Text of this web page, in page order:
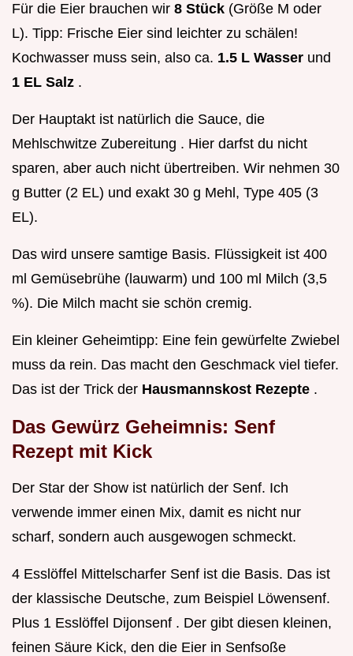
Für die Eier brauchen wir 8 Stück (Größe M oder
L). Tipp: Frische Eier sind leichter zu schälen!
Kochwasser muss sein, also ca. 1.5 L Wasser und
1 EL Salz .
Der Hauptakt ist natürlich die Sauce, die
Mehlschwitze Zubereitung . Hier darfst du nicht
sparen, aber auch nicht übertreiben. Wir nehmen 30
g Butter (2 EL) und exakt 30 g Mehl, Type 405 (3
EL).
Das wird unsere samtige Basis. Flüssigkeit ist 400
ml Gemüsebrühe (lauwarm) und 100 ml Milch (3,5
%). Die Milch macht sie schön cremig.
Ein kleiner Geheimtipp: Eine fein gewürfelte Zwiebel
muss da rein. Das macht den Geschmack viel tiefer.
Das ist der Trick der Hausmannskost Rezepte .
Das Gewürz Geheimnis: Senf
Rezept mit Kick
Der Star der Show ist natürlich der Senf. Ich
verwende immer einen Mix, damit es nicht nur
scharf, sondern auch ausgewogen schmeckt.
4 Esslöffel Mittelscharfer Senf ist die Basis. Das ist
der klassische Deutsche, zum Beispiel Löwensenf.
Plus 1 Esslöffel Dijonsenf . Der gibt diesen kleinen,
feinen Säure Kick, den die Eier in Senfsoße